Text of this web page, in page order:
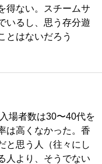
得ない。スチームサ
いるし、思う存分遊
とはないだろう
場者数は30〜40代を
は高くなかった。香
と思う人（往々にし
人より、そうでない